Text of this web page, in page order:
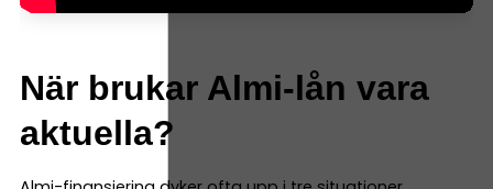
När brukar Almi-lån vara
aktuella?